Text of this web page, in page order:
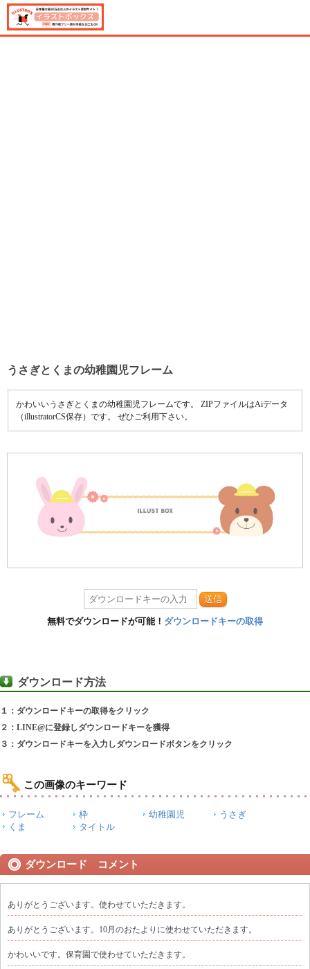
うさぎとくまの幼稚園児フレーム
かわいいうさぎとくまの幼稚園児フレームです。 ZIPファイルはAiデータ
（illustratorCS保存）です。 ぜひご利用下さい。
送信
無料でダウンロードが可能！ ダウンロードキーの取得
ダウンロード方法
１：ダウンロードキーの取得をクリック
２：LINE@に登録しダウンロードキーを獲得
３：ダウンロードキーを入力しダウンロードボタンをクリック
この画像のキーワード
フレーム 枠 幼稚園児
うさぎ
くま
タイトル
ダウンロード コメント
ありがとうございます。使わせていただきます。
ありがとうございます。10月のおたよりに使わせていただきます。
かわいいです。保育園で使わせていただきます。